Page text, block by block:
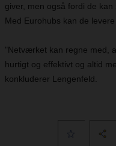
giver, men også fordi de
Med Eurohubs kan de
"Netværket kan regne med,
hurtigt og effektivt og altid
konkluderer Lengenfeld.